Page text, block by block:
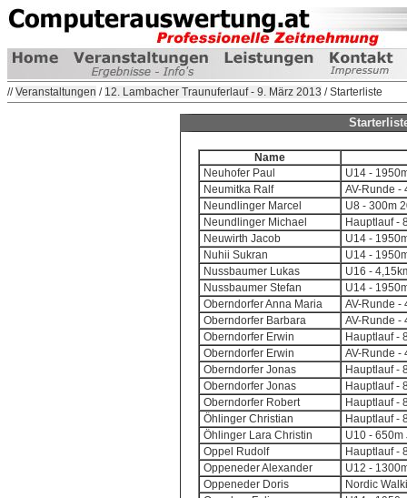
//Veranstaltungen / 12. Lambacher Traunuferlauf - 9. März 2013 / Starterliste
Name
Neuhofer Paul
U14 -
Neumitka Ralf
AV-Runde -
Neundlinger Marcel
U8 - 300m
Neundlinger Michael
Hauptlauf -
Neuwirth Jacob
U14 -
Nuhii Sukran
U14 -
Nussbaumer Lukas
U16 -
Nussbaumer Stefan
U14 -
Oberndorfer Anna Maria
AV-Runde -
Oberndorfer Barbara
AV-Runde -
Oberndorfer Erwin
Hauptlauf -
Oberndorfer Erwin
AV-Runde -
Oberndorfer Jonas
Hauptlauf -
Oberndorfer Jonas
Hauptlauf -
Oberndorfer Robert
Hauptlauf -
Öhlinger Christian
Hauptlauf -
Öhlinger Lara Christin
U10 - 650m
Oppel Rudolf
Hauptlauf -
Oppeneder Alexander
U12 -
Oppeneder Doris
Nordic